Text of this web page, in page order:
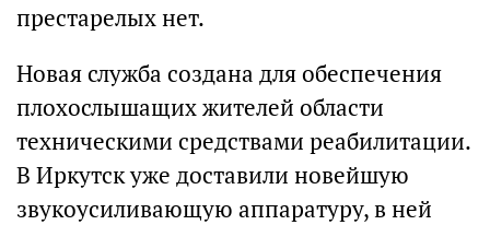
престарелых нет.
Новая служба создана для обеспечения
плохослышащих жителей области
техническими средствами реабилитации.
В Иркутск уже доставили новейшую
звукоусиливающую аппаратуру, в ней